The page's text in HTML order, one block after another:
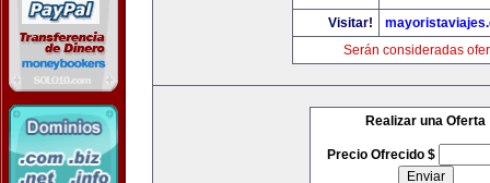
Visitar!
Serán consideradas
Realizar una Oferta
Precio Ofrecido $